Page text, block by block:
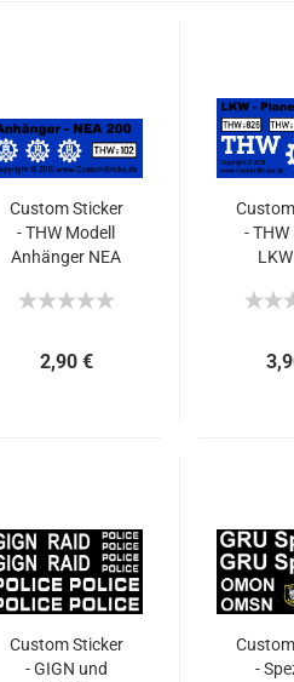
Custom Sticker
- THW Modell
Anhänger NEA
2,90 €
-
Custom Sticker
- GIGN und
-